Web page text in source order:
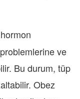
ve
Bu durum, tüp
Obez